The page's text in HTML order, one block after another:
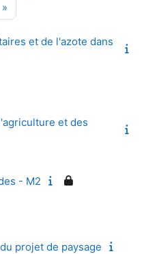
19
»
et de l'azote dans
et des
- M2
projet de paysage